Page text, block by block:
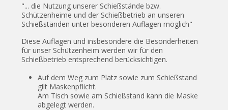
"... die Nutzung unserer Schießstände bzw.
Schützenheime und der Schießbetrieb an unseren
Schießständen unter besonderen Auflagen möglich"
Diese Auflagen und insbesondere die Besonderheiten
für unser Schützenheim werden wir für den
Schießbetrieb entsprechend berücksichtigen.
Auf dem Weg zum Platz sowie zum Schießstand
gilt Maskenpflicht.
Am Tisch sowie am Schießstand kann die Maske
abgelegt werden.